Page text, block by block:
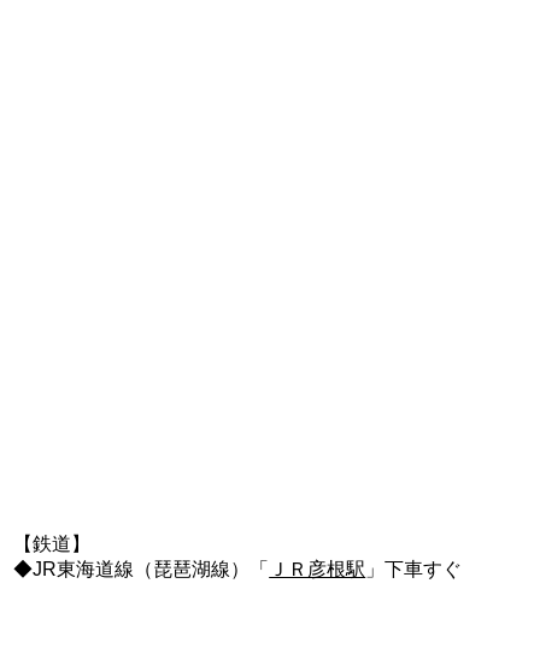
【鉄道】
◆JR東海道線（琵琶湖線）「
ＪＲ彦根駅 」下車すぐ